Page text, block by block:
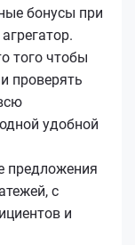
бонусы при
того чтобы
проверять
удобной
предложения
с
и